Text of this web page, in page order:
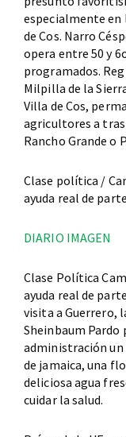
especialmente en
de Cos. Narro
opera entre 50 y
programados.
Milpilla de la
Villa de Cos,
agricultores a
Rancho Grande o
Clase política /
ayuda real de
DIARIO IMAGEN
Clase Política
ayuda real de
visita a Guerrero,
Sheinbaum Pardo
administración un
de jamaica, una
deliciosa agua
cuidar la salud.